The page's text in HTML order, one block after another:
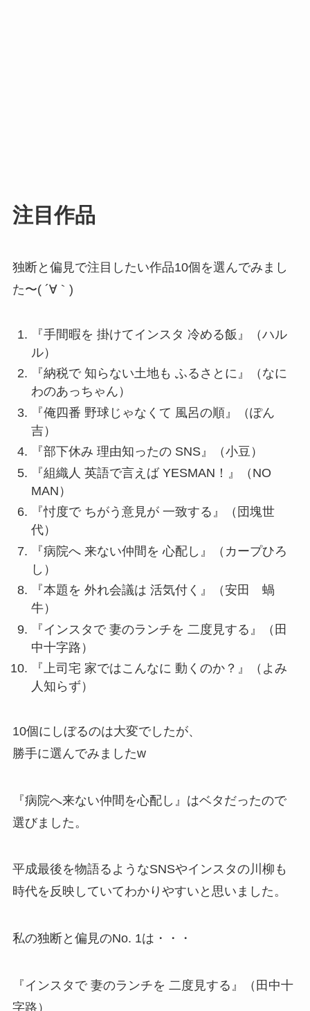
注目作品
独断と偏見で注目したい作品10個を選んでみまし
た〜( ´∀｀)
『手間暇を 掛けてインスタ 冷める飯』（ハル
ル）
『納税で 知らない土地も ふるさとに』（なに
わのあっちゃん）
『俺四番 野球じゃなくて 風呂の順』（ぽん
吉）
『部下休み 理由知ったの SNS』（小豆）
『組織人 英語で言えば YESMAN！』（NO
MAN）
『忖度で ちがう意見が 一致する』（団塊世
代）
『病院へ 来ない仲間を 心配し』（カープひろ
し）
『本題を 外れ会議は 活気付く』（安田 蝸
牛）
『インスタで 妻のランチを 二度見する』（田
中十字路）
『上司宅 家ではこんなに 動くのか？』（よみ
人知らず）
10個にしぼるのは大変でしたが、
勝手に選んでみましたw
『病院へ来ない仲間を心配し』はベタだったので
選びました。
平成最後を物語るようなSNSやインスタの川柳も
時代を反映していてわかりやすいと思いました。
私の独断と偏見のNo. 1は・・・
『インスタで 妻のランチを 二度見する』（田中十
字路）